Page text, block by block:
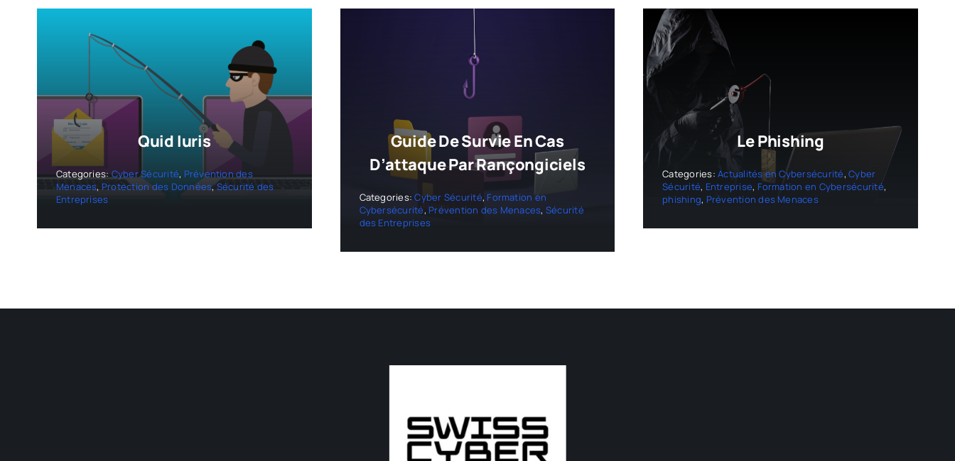
Quid Iuris
Categories: Cyber Sécurité, Prévention des
Menaces, Protection des Données,Sécurité des
Entreprises
Guide De Survie En Cas
D’attaque Par Rançongiciels
Categories:Cyber Sécurité, Formation en
Cybersécurité, Prévention des Menaces, Sécurité
des Entreprises
Le Phishing
Categories:Actualités en Cybersécurité,Cyber
Sécurité, Entreprise, Formation en Cybersécurité,
phishing, Prévention des Menaces